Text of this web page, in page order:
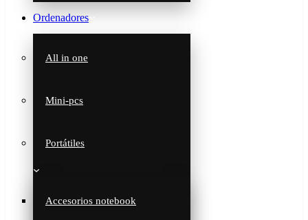
Ordenadores
All in one
Mini-pcs
Portátiles
Accesorios notebook